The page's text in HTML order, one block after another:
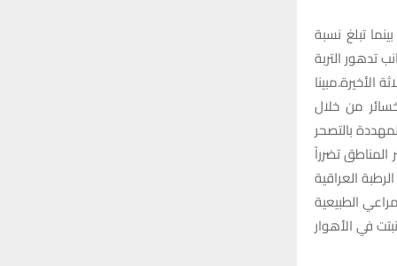
للتصحر، بينما تبلغ نسبة
إلى جانب تدهور التربة
الثلاثة الأخيرة.مبينا
من خلال
لمناطق المهددة بالتصحر
المناطق تضرراً
العراقية
في السنوات الخمس الماضية بحدود 70% من المراعي الطبيعية
في الأهوار